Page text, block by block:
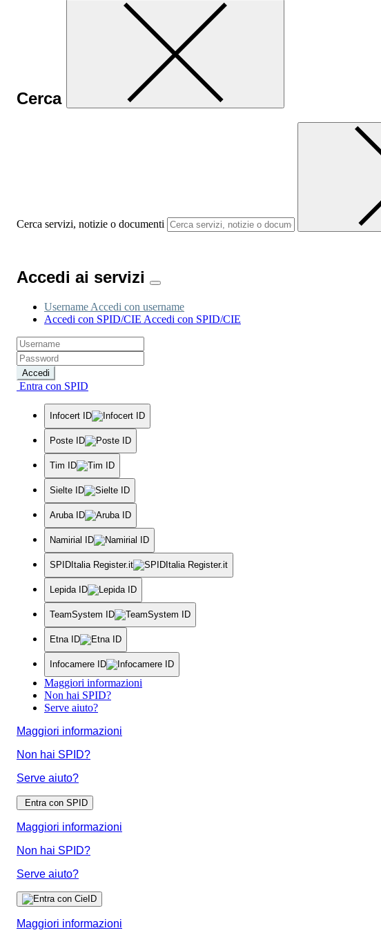
Cerca
Cerca servizi, notizie o documenti
Accedi ai servizi
Username Accedi con username
Accedi con SPID/CIE Accedi con SPID/CIE
Accedi
Entra con SPID
Infocert ID
Poste ID
Tim ID
Sielte ID
Aruba ID
Namirial ID
SPIDItalia Register.it
Lepida ID
TeamSystem ID
Etna ID
Infocamere ID
Maggiori informazioni
Non hai SPID?
Serve aiuto?
Maggiori informazioni
Non hai SPID?
Serve aiuto?
Entra con SPID
Maggiori informazioni
Non hai SPID?
Serve aiuto?
Maggiori informazioni